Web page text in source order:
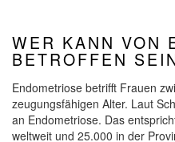
WER KANN VON
BETROFFEN
Endometriose betrifft Frauen
zeugungsfähigen Alter. Laut
an Endometriose. Das
weltweit und 25.000 in der